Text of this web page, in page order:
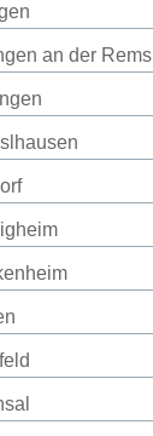
an der Rems